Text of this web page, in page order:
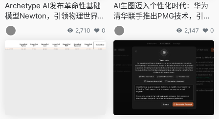
Archetype AI发布革命性基础
模型Newton，引领物理世界深
入理解新时代
2,710 0
AI生图迈入个性化时代：华为
清华联手推出PMG技术，引领
多模态内容定制潮流
2,147 0